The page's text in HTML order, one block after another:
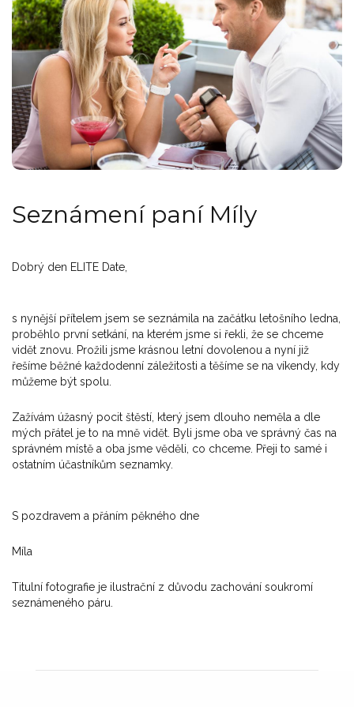
Seznámení paní Míly
Dobrý den ELITE Date,
s nynější přítelem jsem se seznámila na začátku letošního ledna,
proběhlo první setkání, na kterém jsme si řekli, že se chceme
vidět znovu. Prožili jsme krásnou letní dovolenou a nyní již
řešíme běžné každodenní záležitosti a těšíme se na víkendy, kdy
můžeme být spolu.
Zažívám úžasný pocit štěstí, který jsem dlouho neměla a dle
mých přátel je to na mně vidět. Byli jsme oba ve správný čas na
správném místě a oba jsme věděli, co chceme. Přeji to samé i
ostatním účastníkům seznamky.
S pozdravem a přáním pěkného dne
Míla
Titulní fotografie je ilustrační z důvodu zachování soukromí
seznámeného páru.